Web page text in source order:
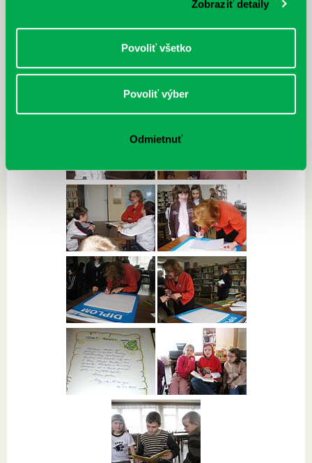
Zobraziť detaily
Povoliť všetko
Povoliť výber
Odmietnuť